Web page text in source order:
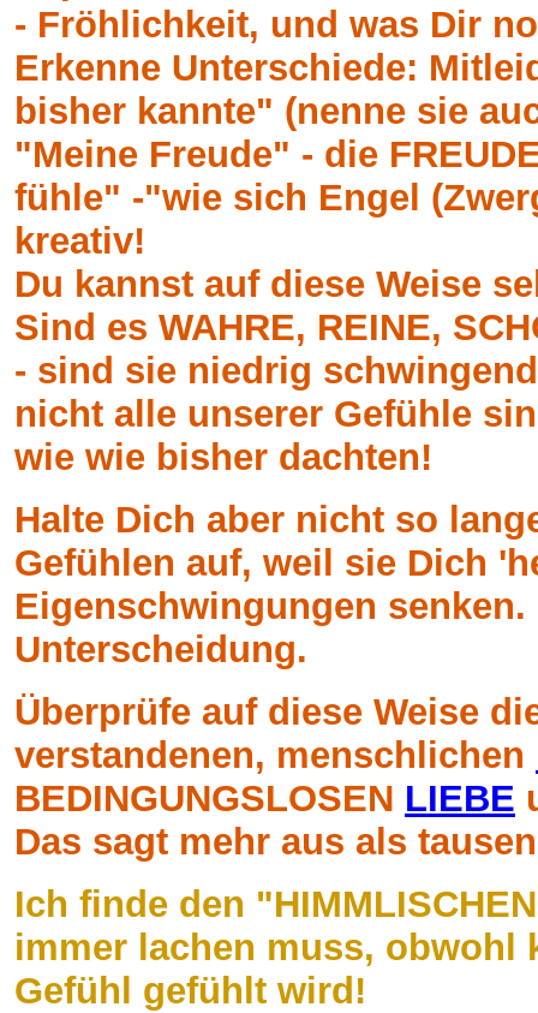
- Fröhlichkeit, und was Dir
Erkenne Unterschiede:
bisher kannte" (nenne sie
"Meine Freude" - die
fühle" -"wie sich Engel
kreativ!
Du kannst auf diese Weise
Sind es WAHRE, REINE,
- sind sie niedrig
nicht alle unserer Gefühle
wie wie bisher dachten!
Halte Dich aber nicht so
Gefühlen auf, weil sie Dich
Eigenschwingungen
Unterscheidung.
Überprüfe auf diese Weise
verstandenen, menschlichen
BEDINGUNGSLOSEN LIEBE
Das sagt mehr aus als
Ich finde den
immer lachen muss, obwohl
Gefühl gefühlt wird!